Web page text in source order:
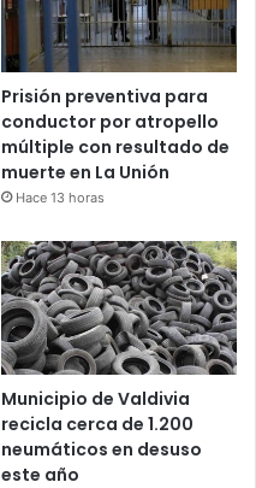
Prisión preventiva para
conductor por atropello
múltiple con resultado de
muerte en La Unión
Hace 13 horas
Municipio de Valdivia
recicla cerca de 1.200
neumáticos en desuso
este año